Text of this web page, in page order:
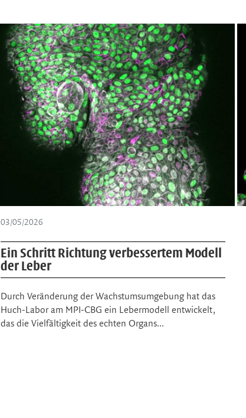
03/05/2026
Ein Schritt Richtung verbessertem Modell
der Leber
Durch Veränderung der Wachstumsumgebung hat das
Huch-Labor am MPI-CBG ein Lebermodell entwickelt,
das die Vielfältigkeit des echten Organs…